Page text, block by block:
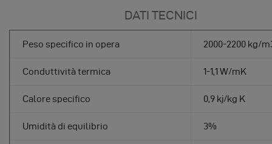
DATI TECNICI
Peso specifico in opera 2000-2200 kg/
Conduttività termica 1-1,1 W/mK
Calore specifico 0,9 kj/kg K
Umidità di equilibrio 3%